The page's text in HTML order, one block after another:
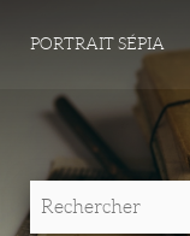
PORTRAIT SÉPIA